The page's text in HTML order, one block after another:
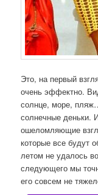
Это, на первый
очень эффектно.
солнце, море,
солнечные деньки.
ошеломляющие
которые все будут
летом не удалось
следующего мы
его совсем не